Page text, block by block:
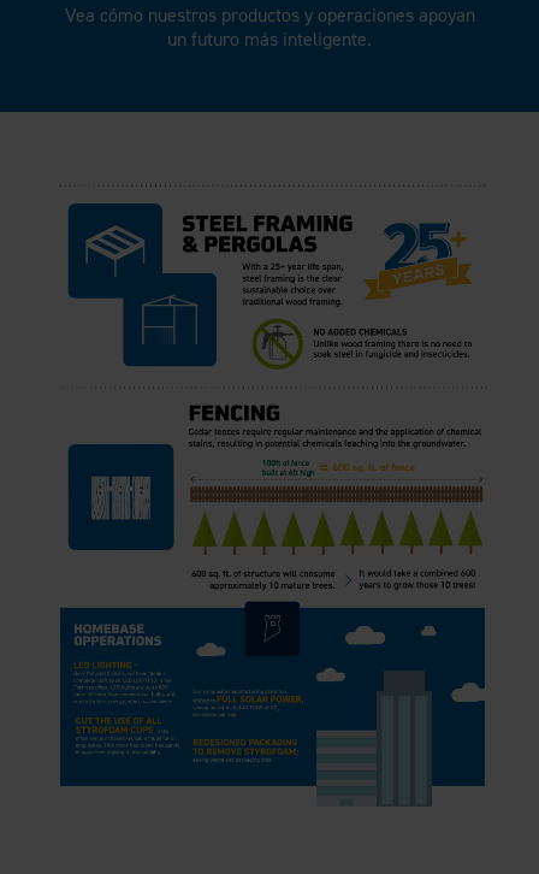
Vea cómo nuestros productos y operaciones apoyan
un futuro más inteligente.